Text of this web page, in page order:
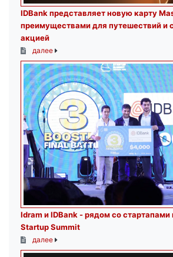
IDBank представляет новую карту
преимуществами для путешествий и
акцией
далее
Idram и IDBank - рядом со стартапами
Startup Summit
далее